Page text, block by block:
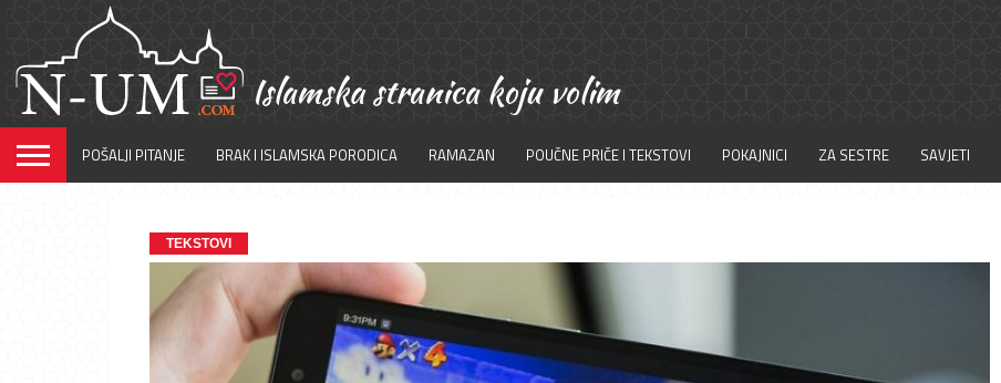
POŠALJI PITANJE BRAK I ISLAMSKA PORODICA RAMAZAN POUČNE PRIČE I TEKSTOVI POKAJNICI ZA SESTRE SAVJETI
TEKSTOVI